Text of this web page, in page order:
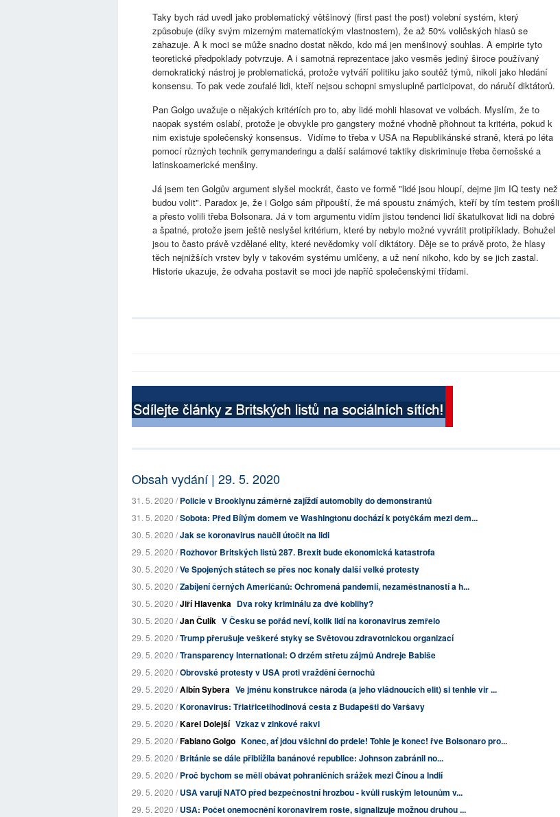
Taky bych rád uvedl jako problematický většinový (first past the post) volební systém, který
způsobuje (díky svým mizerným matematickým vlastnostem), že až 50% voličských hlasů se
zahazuje. A k moci se může snadno dostat někdo, kdo má jen menšinový souhlas. A empirie tyto
teoretické předpoklady potvrzuje. A i samotná reprezentace jako vesměs jediný široce používaný
demokratický nástroj je problematická, protože vytváří politiku jako soutěž týmů, nikoli jako hledání
konsensu. To pak vede zoufalé lidi, kteří nejsou schopni smysluplně participovat, do náručí diktátorů.
Pan Golgo uvažuje o nějakých kritériích pro to, aby lidé mohli hlasovat ve volbách. Myslím, že to
naopak systém oslabí, protože je obvykle pro gangstery možné vhodně přiohnout ta kritéria, pokud k
nim existuje společenský konsensus. Vidíme to třeba v USA na Republikánské straně, která po léta
pomocí různých technik gerrymanderingu a další salámové taktiky diskriminuje třeba černošské a
latinskoamerické menšiny.
Já jsem ten Golgův argument slyšel mockrát, často ve formě "lidé jsou hloupí, dejme jim IQ testy než
budou volit". Paradox je, že i Golgo sám připouští, že má spoustu známých, kteří by tím testem prošli
a přesto volili třeba Bolsonara. Já v tom argumentu vidím jistou tendenci lidí škatulkovat lidi na dobré
a špatné, protože jsem ještě neslyšel kritérium, které by nebylo možné vyvrátit protipříklady. Bohužel
jsou to často právě vzdělané elity, které nevědomky volí diktátory. Děje se to právě proto, že hlasy
těch nejnižších vrstev byly v takovém systému umlčeny, a už není nikoho, kdo by se jich zastal.
Historie ukazuje, že odvaha postavit se moci jde napříč společenskými třídami.
Obsah vydání | 29. 5. 2020
31. 5. 2020 /Policie v Brooklynu záměrně zajíždí automobily do demonstrantů
31. 5. 2020 /Sobota: Před Bílým domem ve Washingtonu dochází k potyčkám mezi dem...
30. 5. 2020 /Jak se koronavirus naučil útočit na lidi
29. 5. 2020 /Rozhovor Britských listů 287. Brexit bude ekonomická katastrofa
30. 5. 2020 /Ve Spojených státech se přes noc konaly další velké protesty
30. 5. 2020 /Zabíjení černých Američanů: Ochromená pandemií, nezaměstnaností a h...
30. 5. 2020 /Jiří Hlavenka Dva roky kriminálu za dvě koblihy?
30. 5. 2020 /Jan Čulík V Česku se pořád neví, kolik lidí na koronavirus zemřelo
29. 5. 2020 /Trump přerušuje veškeré styky se Světovou zdravotnickou organizací
29. 5. 2020 /Transparency International: O drzém střetu zájmů Andreje Babiše
29. 5. 2020 /Obrovské protesty v USA proti vraždění černochů
29. 5. 2020 /Albín Sybera Ve jménu konstrukce národa (a jeho vládnoucích elit) si tenhle vir ...
29. 5. 2020 /Koronavirus: Třiatřicetihodinová cesta z Budapešti do Varšavy
29. 5. 2020 /Karel Dolejší Vzkaz v zinkové rakvi
29. 5. 2020 /Fabiano Golgo Konec, ať jdou všichni do prdele! Tohle je konec! řve Bolsonaro pro...
29. 5. 2020 /Británie se dále přiblížila banánové republice: Johnson zabránil no...
29. 5. 2020 /Proč bychom se měli obávat pohraničních srážek mezi Čínou a Indií
29. 5. 2020 /USA varují NATO před bezpečnostní hrozbou - kvůli ruským letounům v...
29. 5. 2020 /USA: Počet onemocnění koronavirem roste, signalizuje možnou druhou ...